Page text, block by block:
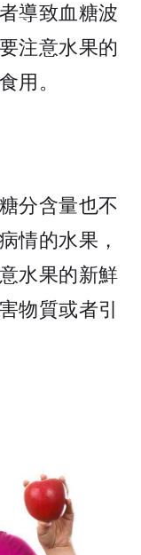
導致血糖波
注意水果的
用。
分含量也不
情的水果，
水果的新鮮
物質或者引